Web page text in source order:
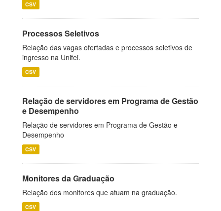
CSV
Processos Seletivos
Relação das vagas ofertadas e processos seletivos de
ingresso na Unifei.
CSV
Relação de servidores em Programa de Gestão
e Desempenho
Relação de servidores em Programa de Gestão e
Desempenho
CSV
Monitores da Graduação
Relação dos monitores que atuam na graduação.
CSV